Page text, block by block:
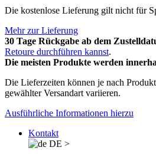
Die kostenlose Lieferung gilt nicht für
Mehr zur Lieferung
30 Tage Rückgabe ab dem
Retoure durchführen kannst.
Die meisten Produkte werden
Die Lieferzeiten können je nach
gewählter Versandart variieren.
Ausführliche Informationen hierzu
Kontakt
DE >